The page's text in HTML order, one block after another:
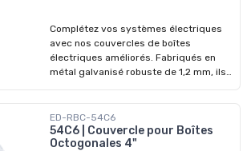
Complétez vos systèmes électriques
avec nos couvercles de boîtes
électriques améliorés. Fabriqués en
métal galvanisé robuste de 1,2 mm, ils
ED-RBC-54C6
54C6 | Couvercle pour Boîtes
Octogonales 4"